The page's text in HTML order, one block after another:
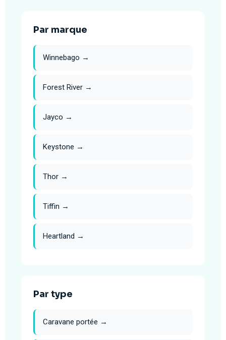
Par marque
Winnebago →
Forest River →
Jayco →
Keystone →
Thor →
Tiffin →
Heartland →
Par type
Caravane portée →